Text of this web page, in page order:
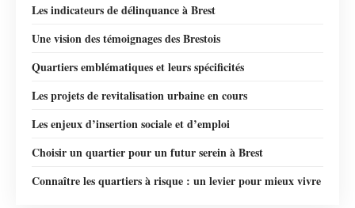
Les indicateurs de délinquance à Brest
Une vision des témoignages des Brestois
Quartiers emblématiques et leurs spécificités
Les projets de revitalisation urbaine en cours
Les enjeux d’insertion sociale et d’emploi
Choisir un quartier pour un futur serein à Brest
Connaître les quartiers à risque : un levier pour mieux vivre